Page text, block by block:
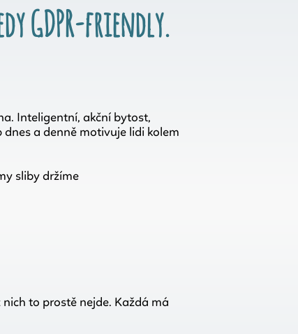
GDPR-friendly.
Inteligentní, akční bytost,
dnes a denně motivuje lidi kolem
sliby držíme
to prostě nejde. Každá má